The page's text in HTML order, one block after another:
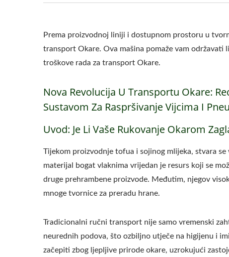
Prema proizvodnoj liniji i dostupnom prostoru u
transport Okare. Ova mašina pomaže vam
troškove rada za transport Okare.
Nova Revolucija U Transportu Okare:
Sustavom Za Raspršivanje Vijcima I
Uvod: Je Li Vaše Rukovanje Okarom
Tijekom proizvodnje tofua i sojinog mlijeka, stvara
materijal bogat vlaknima vrijedan je resurs koji se
druge prehrambene proizvode. Međutim, njegov
mnoge tvornice za preradu hrane.
Tradicionalni ručni transport nije samo vremenski
neurednih podova, što ozbiljno utječe na higijenu i
začepiti zbog ljepljive prirode okare, uzrokujući